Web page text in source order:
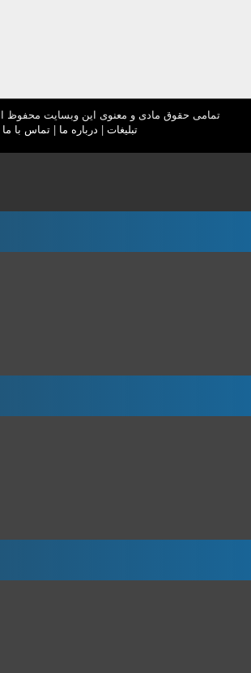
تمامی حقوق مادی و معنوی این وبسایت محفوظ است ::
تبلیغات | درباره ما |تماس با ما